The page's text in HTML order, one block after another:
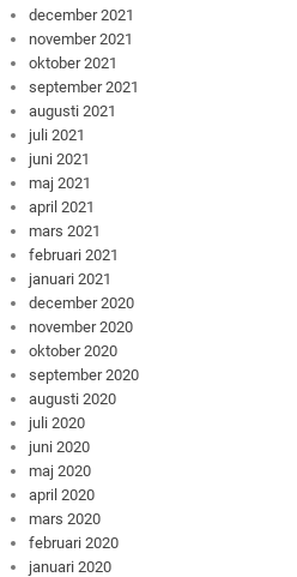
december 2021
november 2021
oktober 2021
september 2021
augusti 2021
juli 2021
juni 2021
maj 2021
april 2021
mars 2021
februari 2021
januari 2021
december 2020
november 2020
oktober 2020
september 2020
augusti 2020
juli 2020
juni 2020
maj 2020
april 2020
mars 2020
februari 2020
januari 2020